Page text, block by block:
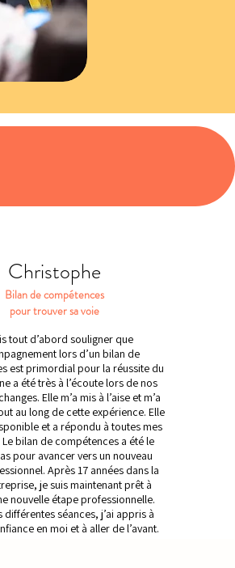
Christophe
Bilan de compétences
pour trouver sa voie
tout d’abord souligner que
lors d’un bilan de
est primordial pour la réussite du
a été très à l’écoute lors de nos
Elle m’a mis à l’aise et m’a
au long de cette expérience. Elle
et a répondu à toutes mes
bilan de compétences a été le
pour avancer vers un nouveau
Après 17 années dans la
je suis maintenant prêt à
nouvelle étape professionnelle.
différentes séances, j’ai appris à
en moi et à aller de l’avant.